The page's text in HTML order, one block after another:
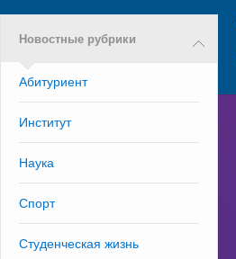
Новостные рубрики
Абитуриент
Институт
Наука
Спорт
Студенческая жизнь